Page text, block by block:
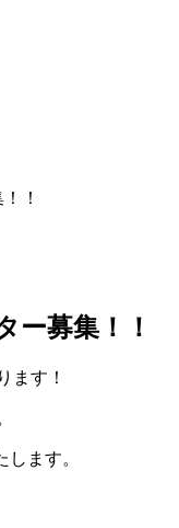
！
ー募集！！
ます！
ます。